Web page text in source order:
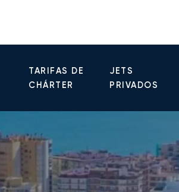
TARIFAS DE
CHÁRTER
JETS
PRIVADOS